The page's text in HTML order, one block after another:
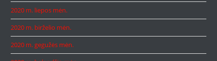
2020 m. liepos mėn.
2020 m. birželio mėn.
2020 m. gegužės mėn.